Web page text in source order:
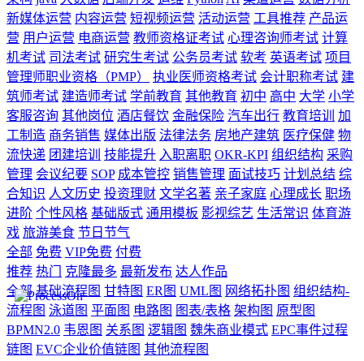
新媒体运营 内容运营 短视频运营 活动运营 工具推荐 产品运
营 用户运营 电商运营 教师资格证考试 心理咨询师考试 计算
机考试 司法考试 研究生考试 公务员考试 软考 英语考试 项目
管理师职业资格（PMP）
执业医师资格考试 会计职称考试 建
筑师考试 建造师考试 学前教育 其他教育 初中 高中 大学 小学
客服咨询 其他岗位 酒店餐饮 金融保险 汽车出行 教育培训
加
工制造 商务销售 媒体出版 法律法务 房地产建筑 医疗保健 物
流快递 团建培训 技能提升 入职离职 OKR-KPI 组织结构 采购
管理 会议纪要 SOP 成本管控 销售管理 面试技巧 计划总结 综
合知识 人文历史 投资理财 文学名著 亲子家庭 心理成长 职场
进阶 个性风格 基础版式 通用模板 影视综艺 生活常识 体育游
戏 旅游美食 节日节气
全部 免费 VIP免费 付费
推荐 热门 克隆最多 最新发布 达人作品
全部 基础流程图 甘特图 ER图 UML图 网络拓扑图 组织结构-
流程图 泳道图 平面图 电路图 图表/表格 架构图 原型图
BPMN2.0 韦恩图 关系图 逻辑图 魏朱商业模式 EPC事件过程
链图 EVC企业价值链图 其他流程图